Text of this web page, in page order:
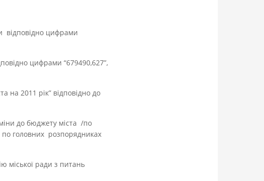
відповідно цифрами
цифрами “679490,627”,
на 2011 рік” відповідно до
до бюджету міста /по
по головних розпорядниках
міської ради з питань